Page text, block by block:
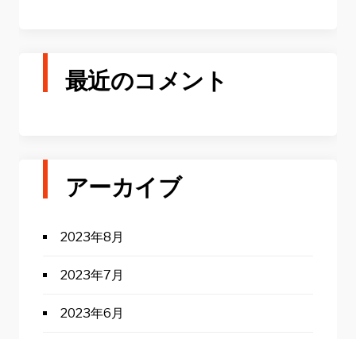
最近のコメント
アーカイブ
2023年8月
2023年7月
2023年6月